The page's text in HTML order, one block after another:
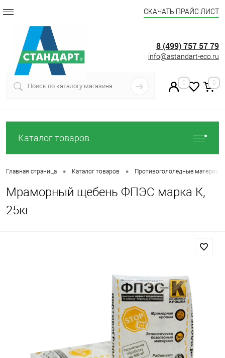
СКАЧАТЬ ПРАЙС ЛИСТ
8 (499) 757 57 79
info@astandart-eco.ru
0 0
Каталог товаров
Главная страница • Каталог товаров • Противогололедные
Мраморный щебень ФПЭС марка К,
25кг